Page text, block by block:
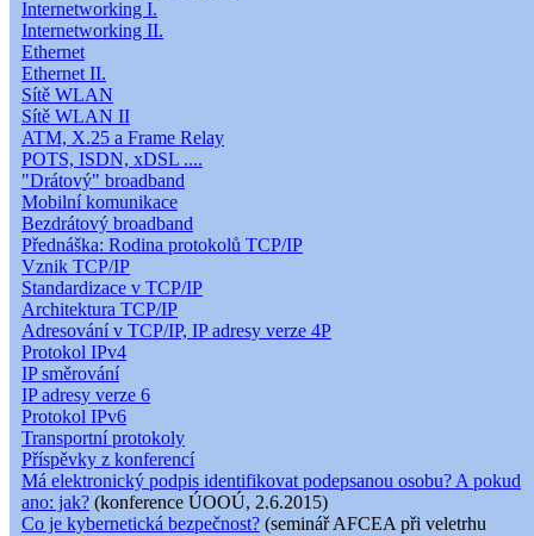
Internetworking I.
Internetworking II.
Ethernet
Ethernet II.
Sítě WLAN
Sítě WLAN II
ATM, X.25 a Frame Relay
POTS, ISDN, xDSL ....
"Drátový" broadband
Mobilní komunikace
Bezdrátový broadband
Přednáška: Rodina protokolů TCP/IP
Vznik TCP/IP
Standardizace v TCP/IP
Architektura TCP/IP
Adresování v TCP/IP, IP adresy verze 4P
Protokol IPv4
IP směrování
IP adresy verze 6
Protokol IPv6
Transportní protokoly
Příspěvky z konferencí
Má elektronický podpis identifikovat podepsanou osobu? A pokud
ano: jak? (konference ÚOOÚ, 2.6.2015)
Co je kybernetická bezpečnost? (seminář AFCEA při veletrhu